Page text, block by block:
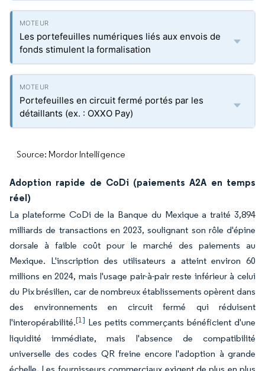
Les portefeuilles numériques liés aux envois de
fonds stimulent la formalisation
Portefeuilles en circuit fermé portés par les
détaillants (ex. : OXXO Pay)
Source: Mordor Intelligence
Adoption rapide de CoDi (paiements A2A en temps
réel)
La plateforme CoDi de la Banque du Mexique a traité 3,894
milliards de transactions en 2023, soulignant son rôle d'épine
dorsale à faible coût pour le marché des paiements au
Mexique. L'inscription des utilisateurs a atteint environ 60
millions en 2024, mais l'usage pair-à-pair reste inférieur à celui
du Pix brésilien, car de nombreux établissements opèrent dans
des environnements en circuit fermé qui réduisent
l'interopérabilité.[1] Les petits commerçants bénéficient d'une
liquidité immédiate, mais l'absence de compatibilité
universelle des codes QR freine encore l'adoption à grande